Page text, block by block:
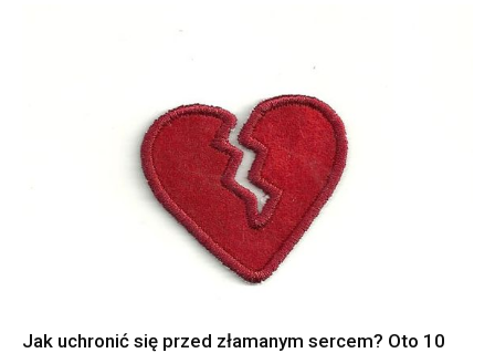
Jak uchronić się przed złamanym sercem? Oto 10